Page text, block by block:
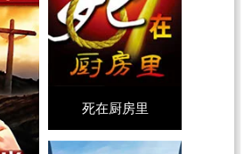
死在厨房里